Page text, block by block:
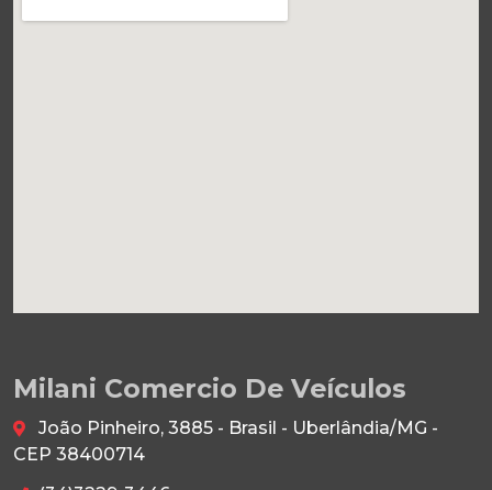
Milani Comercio De Veículos
João Pinheiro, 3885 - Brasil - Uberlândia/MG -
CEP 38400714